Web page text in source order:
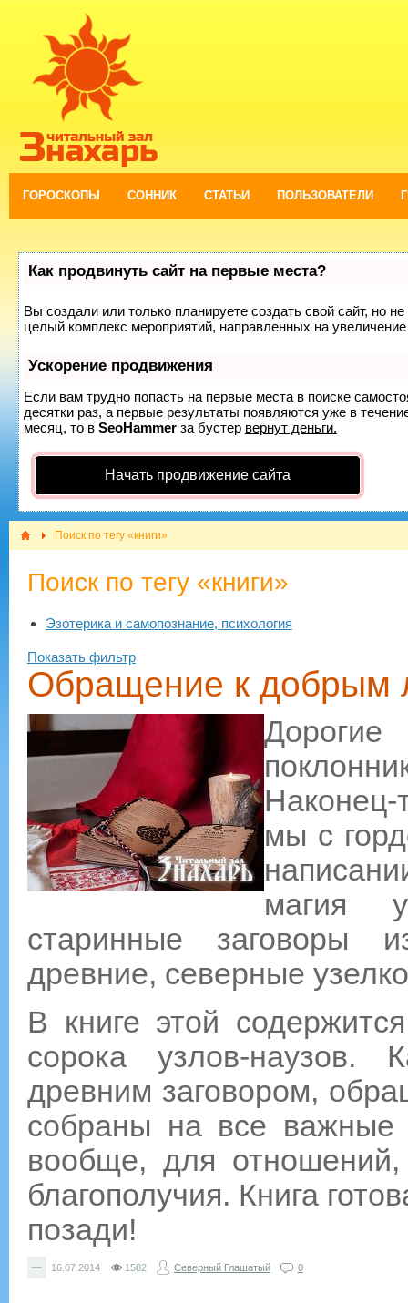
ГОРОСКОПЫ СОННИК СТАТЬИ ПОЛЬЗОВАТЕЛИ
Как продвинуть сайт на первые места?
Вы создали или только планируете создать свой сайт, но
целый комплекс мероприятий, направленных на
Ускорение продвижения
Если вам трудно попасть на первые места в поиске
десятки раз, а первые результаты появляются уже в
месяц, то в SeoHammerза бустер вернут деньги.
Начать продвижение сайта
Поиск по тегу «книги»
Поиск по тегу «книги»
Эзотерика и самопознание, психология
Показать фильтр
Обращение к добрым
Дорогие
Наконец-
мы с
магия
старинные заговоры
древние, северные
В книге этой
сорока узлов-наузов.
древним заговором,
собраны на все важные
вообще, для
благополучия. Книга
позади!
— 16.07.2014 1582 Северный Глашатый 0